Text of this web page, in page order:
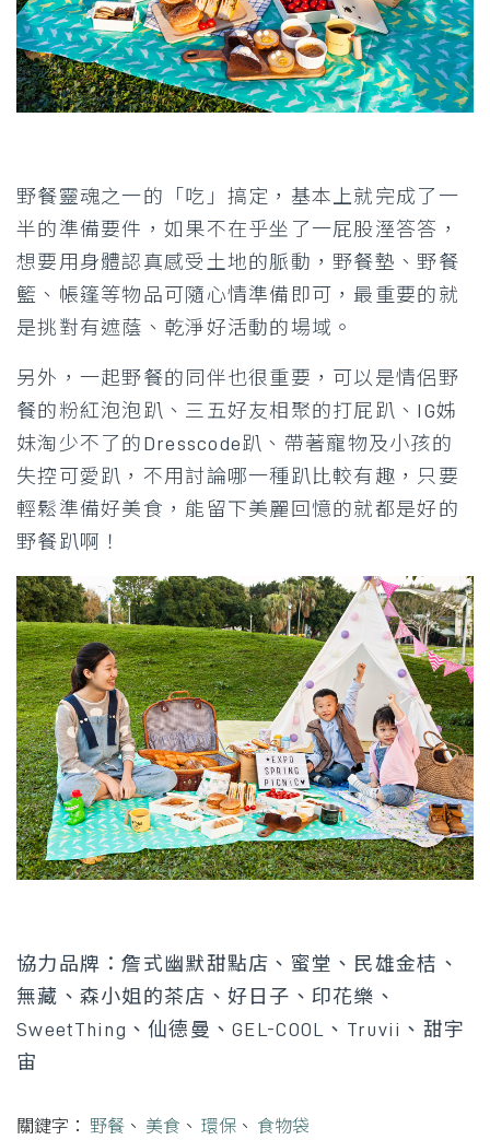
野餐靈魂之一的「吃」搞定，基本上就完成了一
半的準備要件，如果不在乎坐了一屁股溼答答，
想要用身體認真感受土地的脈動，野餐墊、野餐
籃、帳篷等物品可隨心情準備即可，最重要的就
是挑對有遮蔭、乾淨好活動的場域。
另外，一起野餐的同伴也很重要，可以是情侶野
餐的粉紅泡泡趴、三五好友相聚的打屁趴、IG姊
妹淘少不了的Dresscode趴、帶著寵物及小孩的
失控可愛趴，不用討論哪一種趴比較有趣，只要
輕鬆準備好美食，能留下美麗回憶的就都是好的
野餐趴啊！
協力品牌：詹式幽默甜點店、蜜堂、民雄金桔、
無藏、森小姐的茶店、好日子、印花樂、
SweetThing、仙德曼、GEL-COOL、Truvii、甜宇
宙
關鍵字： 野餐 、 美食 、 環保 、 食物袋